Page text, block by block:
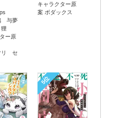
与夢
ー原
リ セ
キャラクター原
案 ボダックス
5位